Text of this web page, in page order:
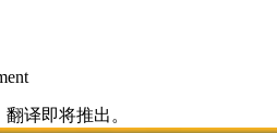
译即将推出。